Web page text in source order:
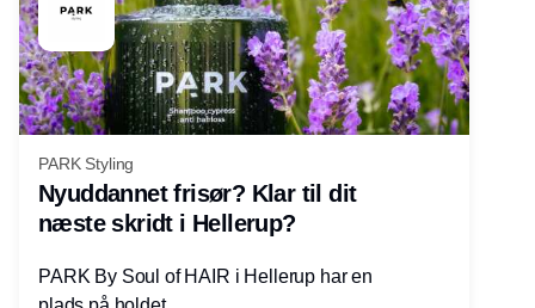
PARK Styling
Nyuddannet frisør? Klar til dit
næste skridt i Hellerup?
PARK By Soul of HAIR i Hellerup har en